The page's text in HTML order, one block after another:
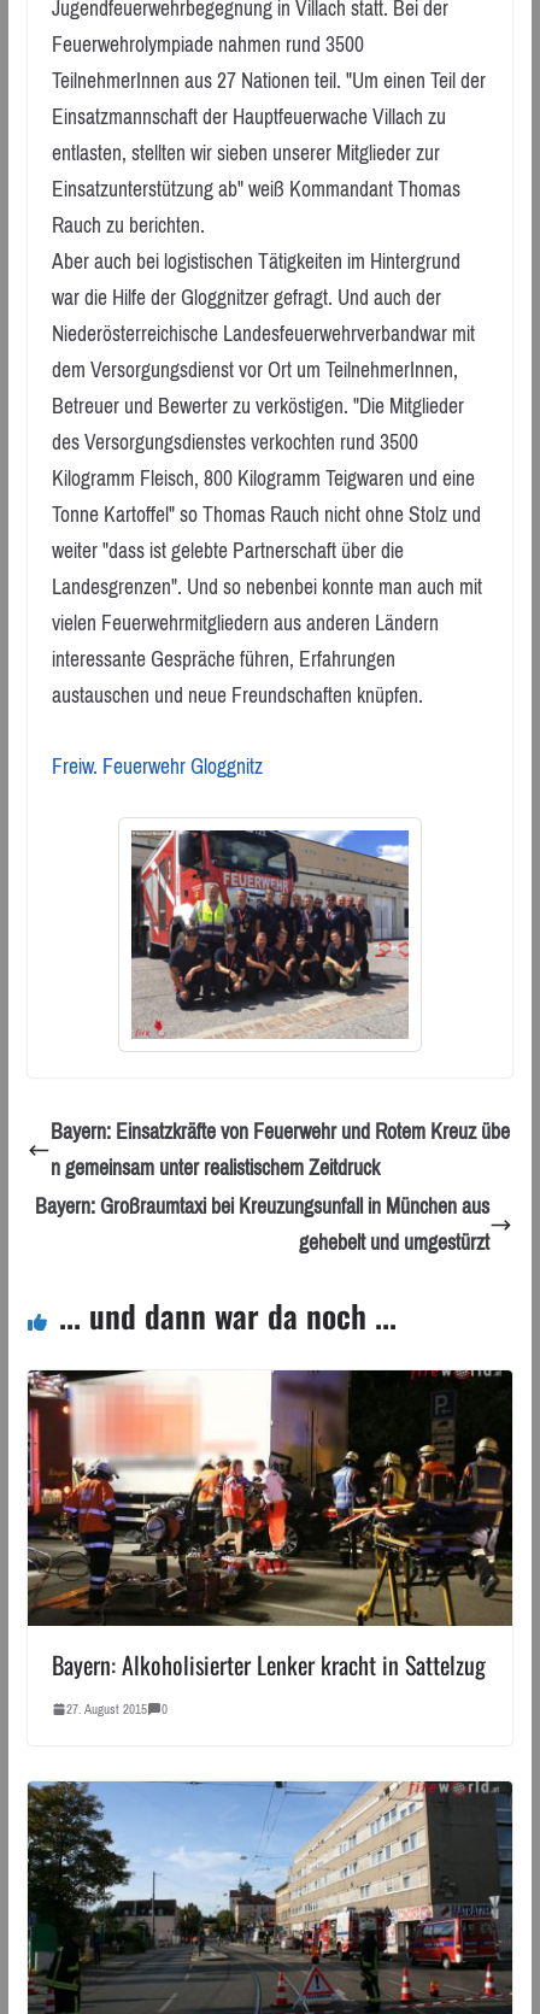
Jugendfeuerwehrbegegnung in Villach statt. Bei der
Feuerwehrolympiade nahmen rund 3500
TeilnehmerInnen aus 27 Nationen teil. "Um einen Teil der
Einsatzmannschaft der Hauptfeuerwache Villach zu
entlasten, stellten wir sieben unserer Mitglieder zur
Einsatzunterstützung ab" weiß Kommandant Thomas
Rauch zu berichten.
Aber auch bei logistischen Tätigkeiten im Hintergrund
war die Hilfe der Gloggnitzer gefragt. Und auch der
Niederösterreichische Landesfeuerwehrverbandwar mit
dem Versorgungsdienst vor Ort um TeilnehmerInnen,
Betreuer und Bewerter zu verköstigen. "Die Mitglieder
des Versorgungsdienstes verkochten rund 3500
Kilogramm Fleisch, 800 Kilogramm Teigwaren und eine
Tonne Kartoffel" so Thomas Rauch nicht ohne Stolz und
weiter "dass ist gelebte Partnerschaft über die
Landesgrenzen". Und so nebenbei konnte man auch mit
vielen Feuerwehrmitgliedern aus anderen Ländern
interessante Gespräche führen, Erfahrungen
austauschen und neue Freundschaften knüpfen.
Freiw. Feuerwehr Gloggnitz
Bayern: Einsatzkräfte von Feuerwehr und Rotem Kreuz übe
n gemeinsam unter realistischem Zeitdruck
Bayern: Großraumtaxi bei Kreuzungsunfall in München aus
gehebelt und umgestürzt
... und dann war da noch ...
Bayern: Alkoholisierter Lenker kracht in Sattelzug
27. August 2015 0